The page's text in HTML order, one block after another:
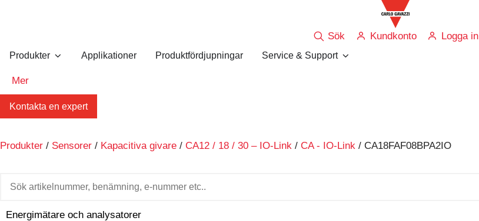
Sök Kundkonto Logga in
Produkter Applikationer Produktfördjupningar Service & Support
Mer
Kontakta en expert
Produkter / Sensorer / Kapacitiva givare / CA12 / 18 / 30 – IO-Link / CA - IO-Link / CA18FAF08BPA2IO
Energimätare och analysatorer